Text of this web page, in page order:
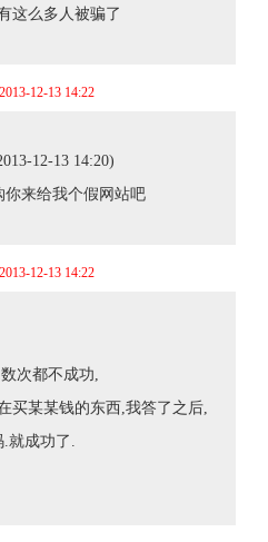
这么多人被骗了
2013-12-13 14:22
12-13 14:20)
来给我个假网站吧
2013-12-13 14:22
次都不成功,
某某钱的东西,我答了之后,
就成功了.